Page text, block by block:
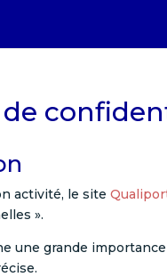
activité, le site
».
une grande